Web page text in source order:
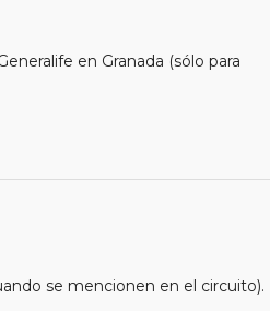
en Granada (sólo para
se mencionen en el circuito).